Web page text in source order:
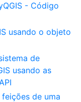
- Código
usando o objeto
de
usando as
de uma